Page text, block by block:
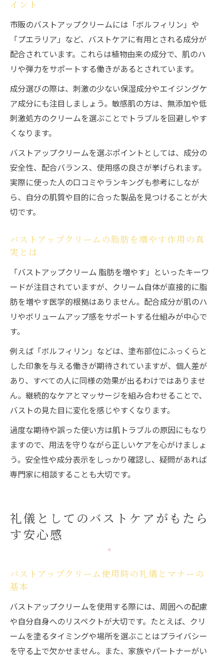
おすすめバストアップクリームの使い方と
注意点
バストアップクリームを続ける安心ケアの
ポイント
イント
市販のバストアップクリームには「ボルフィリン」や
「プエラリア」など、バストケアに有用とされる成分が
配合されています。これらは植物由来の成分で、肌のハ
リや弾力をサポートする働きがあるとされています。
成分選びの際は、刺激の少ない保湿成分やエイジングケ
ア成分にも注目しましょう。敏感肌の方は、無添加や低
刺激処方のクリームを選ぶことでトラブルを回避しやす
くなります。
バストアップクリームを選ぶポイントとしては、成分の
安全性、配合バランス、使用感の良さが挙げられます。
実際に使った人の口コミやランキングも参考にしなが
ら、自分の肌質や目的に合った製品を見つけることが大
切です。
バストアップクリームの脂肪を増やす作用の真
実とは
「バストアップクリーム 脂肪を増やす」といったキーワ
ードが注目されていますが、クリーム自体が直接的に脂
肪を増やす医学的根拠はありません。配合成分が肌のハ
リやボリュームアップ感をサポートする仕組みが中心で
す。
例えば「ボルフィリン」などは、塗布部位にふっくらと
した印象を与える働きが期待されていますが、個人差が
あり、すべての人に同様の効果が出るわけではありませ
ん。継続的なケアとマッサージを組み合わせることで、
バストの見た目に変化を感じやすくなります。
過度な期待や誤った使い方は肌トラブルの原因にもなり
ますので、用法を守りながら正しいケアを心がけましょ
う。安全性や成分表示をしっかり確認し、疑問があれば
専門家に相談することも大切です。
礼儀としてのバストケアがもたら
す安心感
バストアップクリーム使用時の礼儀とマナーの
基本
バストアップクリームを使用する際には、周囲への配慮
や自分自身へのリスペクトが大切です。たとえば、クリ
ームを塗るタイミングや場所を選ぶことはプライバシー
を守る上で欠かせません。また、家族やパートナーがい